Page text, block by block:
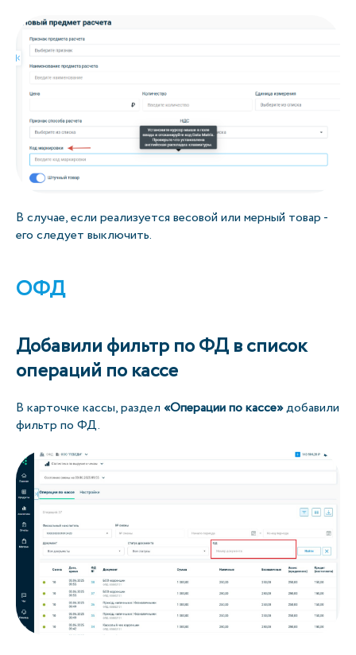
В случае, если реализуется весовой или мерный товар -
его следует выключить.
ОФД
Добавили фильтр по ФД в список
операций по кассе
В карточке кассы, раздел «Операции по кассе»добавили
фильтр по ФД.